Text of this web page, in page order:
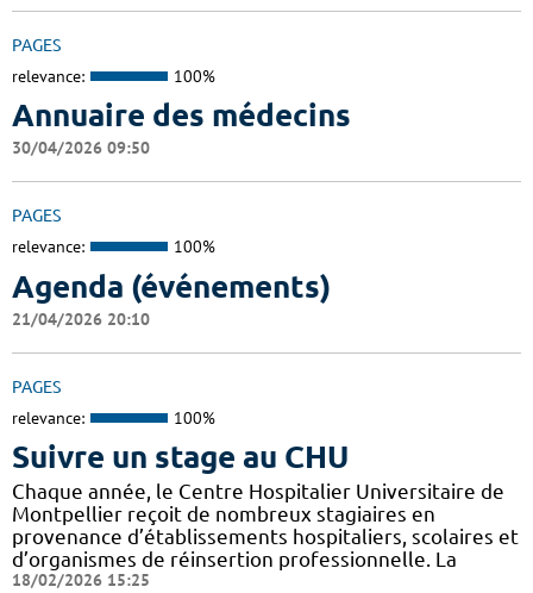
PAGES
relevance: 100%
Annuaire des médecins
30/04/2026 09:50
PAGES
relevance: 100%
Agenda (événements)
21/04/2026 20:10
PAGES
relevance: 100%
Suivre un stage au CHU
Chaque année, le Centre Hospitalier Universitaire de
Montpellier reçoit de nombreux stagiaires en
provenance d’établissements hospitaliers, scolaires et
d’organismes de réinsertion professionnelle. La
18/02/2026 15:25